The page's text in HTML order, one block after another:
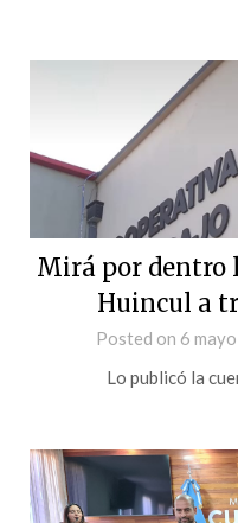
Mirá por dentro
Huincul a
Posted on 6
Lo publicó la